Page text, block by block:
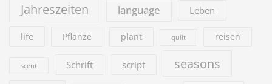
Jahreszeiten language Leben
life Pflanze plant quilt reisen
scent Schrift script seasons